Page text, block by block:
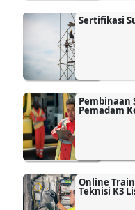
Sertifikasi
Pembinaan
Pemadam
Online
Teknisi K3